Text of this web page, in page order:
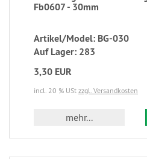
Fb0607 - 30mm
Artikel/Model: BG-030
Auf Lager: 283
3,30 EUR
incl. 20 % USt zzgl. Versandkosten
mehr...